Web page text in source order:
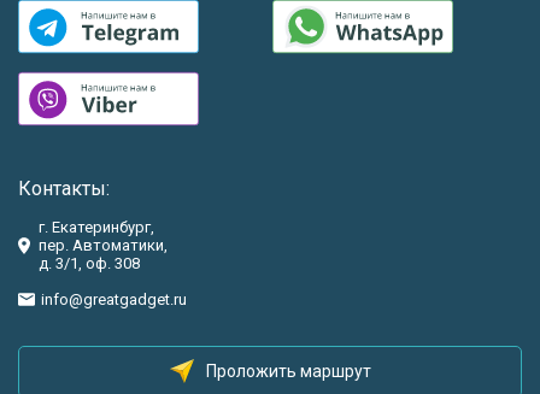
Контакты:
г. Екатеринбург,
пер. Автоматики,
д. 3/1, оф. 308
info@greatgadget.ru
Проложить маршрут